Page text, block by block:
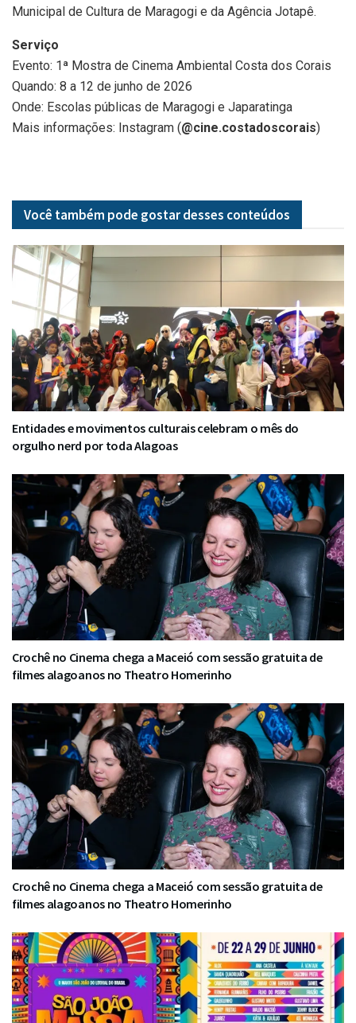
Municipal de Cultura de Maragogi e da Agência Jotapê.
Serviço
Evento: 1ª Mostra de Cinema Ambiental Costa dos Corais
Quando: 8 a 12 de junho de 2026
Onde: Escolas públicas de Maragogi e Japaratinga
Mais informações: Instagram (@cine.costadoscorais)
Você também pode gostar desses conteúdos
Entidades e movimentos culturais celebram o mês do
orgulho nerd por toda Alagoas
Crochê no Cinema chega a Maceió com sessão gratuita de
filmes alagoanos no Theatro Homerinho
Crochê no Cinema chega a Maceió com sessão gratuita de
filmes alagoanos no Theatro Homerinho